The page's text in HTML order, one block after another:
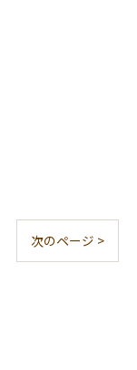
次のページ >